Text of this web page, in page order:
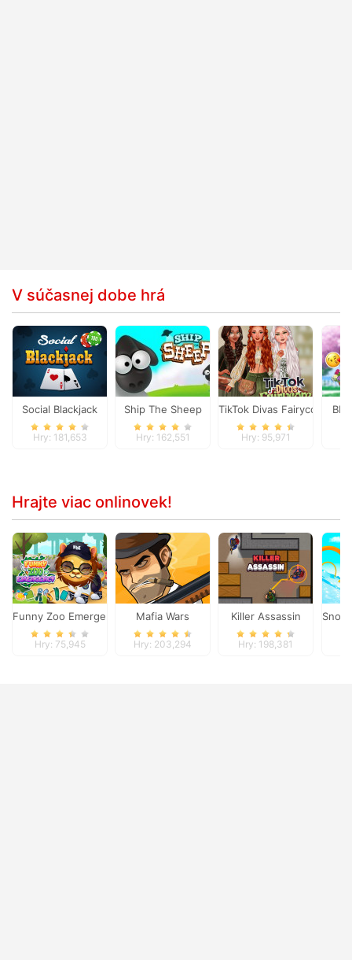
V súčasnej dobe hrá
Social Blackjack
Hry: 181,653
Ship The Sheep
Hry: 162,551
TikTok Divas Fairycore
Hry: 95,971
Hrajte viac onlinovek!
Funny Zoo Emergency
Hry: 75,945
Mafia Wars
Hry: 203,294
Killer Assassin
Hry: 198,381